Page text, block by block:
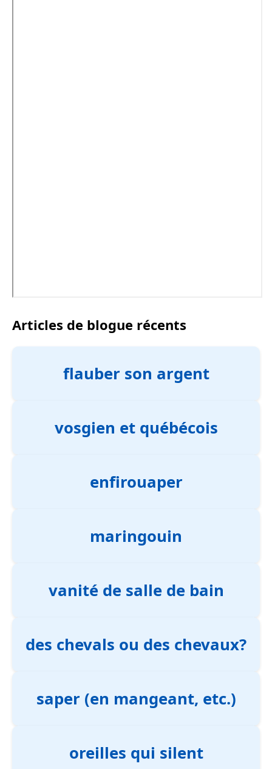
Articles de blogue récents
flauber son argent
vosgien et québécois
enfirouaper
maringouin
vanité de salle de bain
des chevals ou des chevaux?
saper (en mangeant, etc.)
oreilles qui silent